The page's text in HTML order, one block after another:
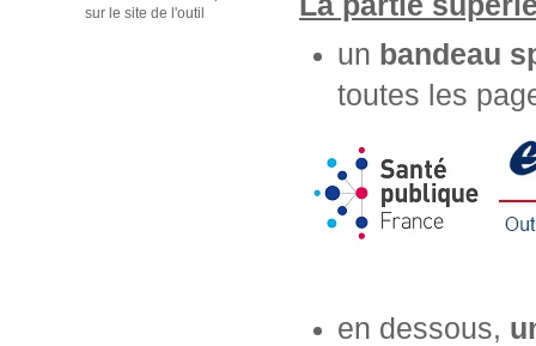
sur le site de l'outil
un bandeau
toutes les
en dessous,